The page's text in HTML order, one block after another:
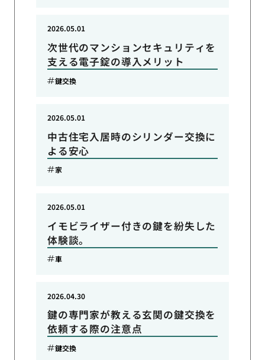
次世代のマンションセキュリティを
支える電子錠の導入メリット
2026.05.01
鍵交換
中古住宅入居時のシリンダー交換に
よる安心
2026.05.01
家
イモビライザー付きの鍵を紛失した
体験談。
2026.05.01
車
鍵の専門家が教える玄関の鍵交換を
依頼する際の注意点
2026.04.30
鍵交換